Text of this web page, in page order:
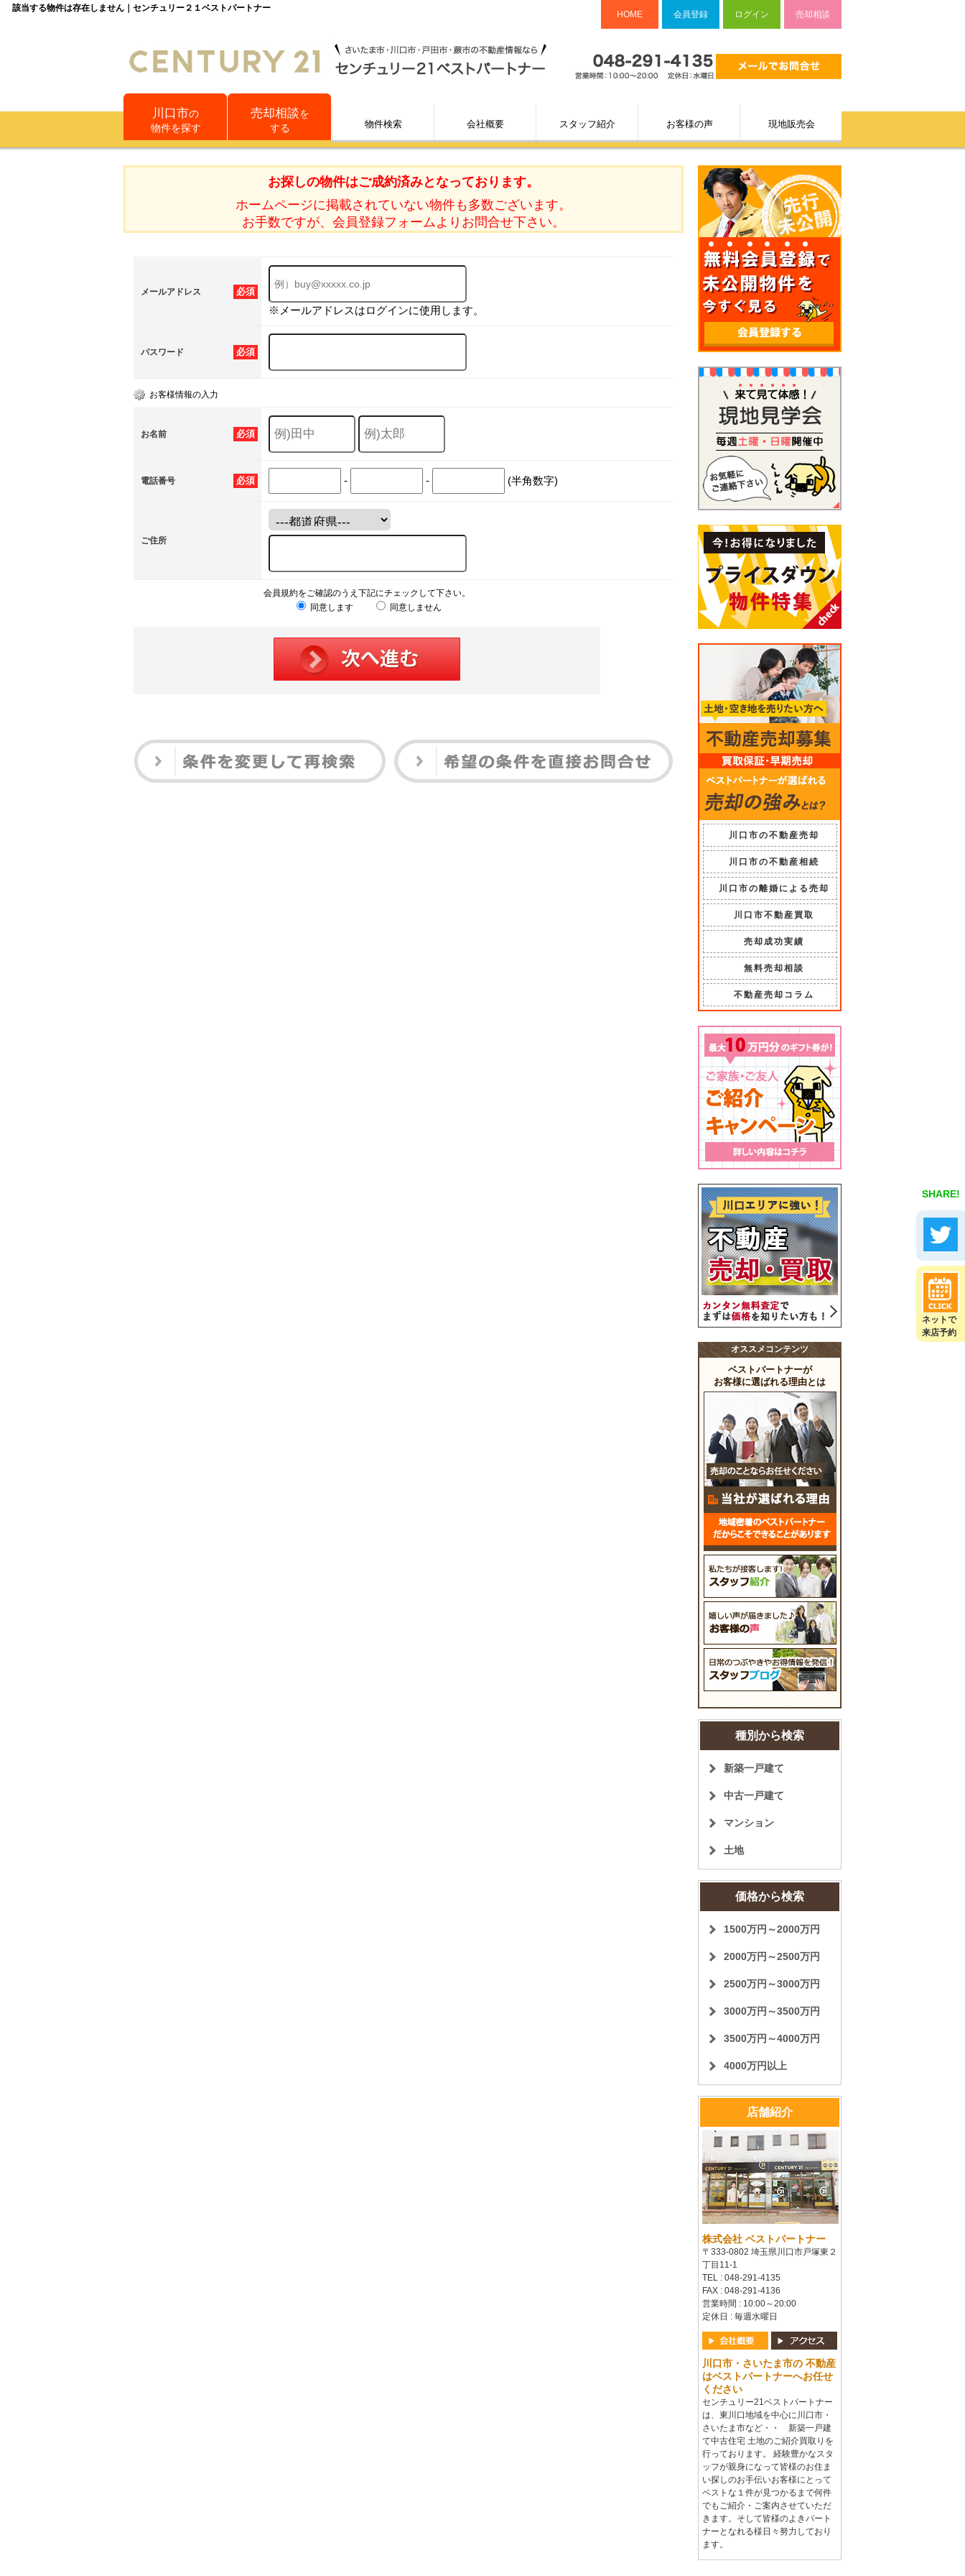
該当する物件は存在しません｜センチュリー２１ベストパートナー
HOME 会員登録 ログイン 売却相談
川口市の
物件を探す
売却相談を
する
物件検索 会社概要 スタッフ紹介 お客様の声 現地販売会
SHARE!
ネットで
来店予約
お探しの物件はご成約済みとなっております。
ホームページに掲載されていない物件も多数ございます。
お手数ですが、会員登録フォームよりお問合せ下さい。
必須
メールアドレス
※メールアドレスはログインに使用します。
必須
パスワード
お客様情報の入力
必須
お名前
必須
電話番号 - - (半角数字)
ご住所
会員規約をご確認のうえ下記にチェックして下さい。
同意します
同意しません
川口市の不動産売却
川口市の不動産相続
川口市の離婚による売却
川口市不動産買取
売却成功実績
無料売却相談
不動産売却コラム
オススメコンテンツ
ベストパートナーが
お客様に選ばれる理由とは
種別から検索
新築一戸建て
中古一戸建て
マンション
土地
価格から検索
1500万円～2000万円
2000万円～2500万円
2500万円～3000万円
3000万円～3500万円
3500万円～4000万円
4000万円以上
店舗紹介
株式会社 ベストパートナー
〒333-0802 埼玉県川口市戸塚東２
丁目11-1
TEL : 048-291-4135
FAX : 048-291-4136
営業時間 : 10:00～20:00
定休日 : 毎週水曜日
川口市・さいたま市の 不動産
はベストパートナーへお任せ
ください
センチュリー21ベストパートナー
は、東川口地域を中心に川口市・
さいたま市など・・ 新築一戸建
て中古住宅 土地のご紹介買取りを
行っております。 経験豊かなスタ
ッフが親身になって皆様のお住ま
い探しのお手伝いお客様にとって
ベストな１件が見つかるまで何件
でもご紹介・ご案内させていただ
きます。そして皆様のよきパート
ナーとなれる様日々努力しており
ます。